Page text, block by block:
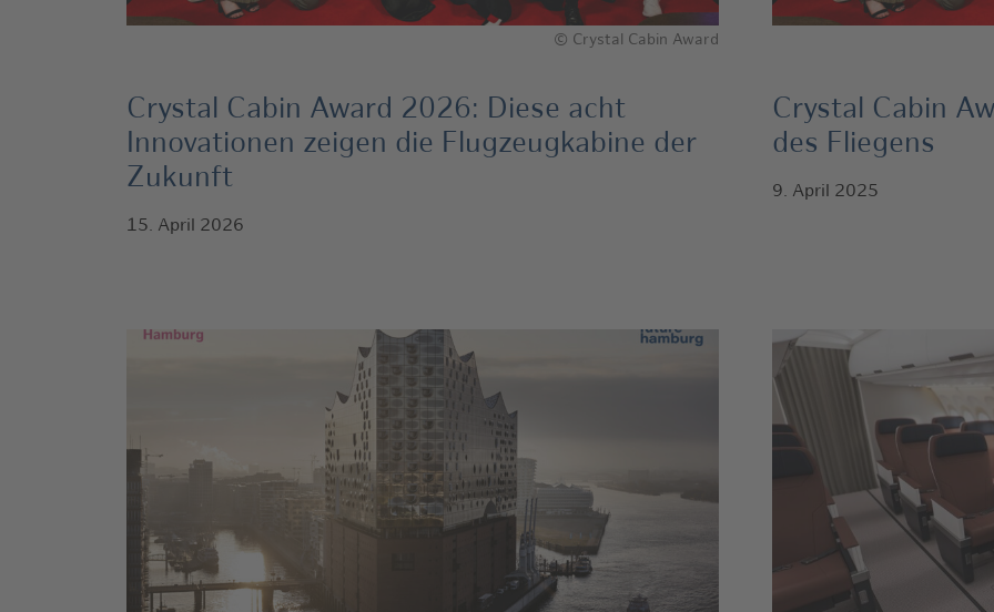
© Crystal Cabin Award
Crystal Cabin Award 2026: Diese acht
Innovationen zeigen die Flugzeugkabine der
Zukunft
15. April 2026
Crystal Cabin
des Fliegens
9. April 2025